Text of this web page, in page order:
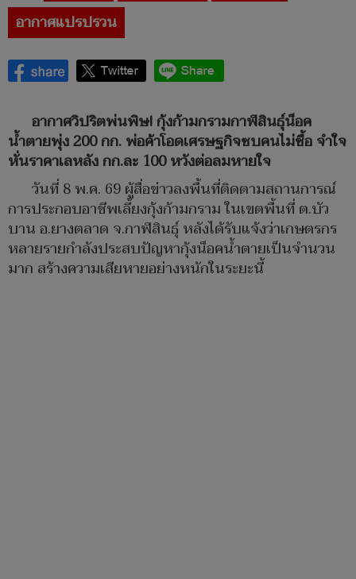
อากาศแปรปรวน
อากาศวิปริตพ่นพิษ! กุ้งก้ามกรามกาฬสินธุ์น็อค
น้ำตายพุ่ง 200 กก. พ่อค้าโอดเศรษฐกิจซบคนไม่ซื้อ จำใจ
หั่นราคาเลหลัง กก.ละ 100 หวังต่อลมหายใจ
วันที่ 8 พ.ค. 69 ผู้สื่อข่าวลงพื้นที่ติดตามสถานการณ์
การประกอบอาชีพเลี้ยงกุ้งก้ามกราม ในเขตพื้นที่ ต.บัว
บาน อ.ยางตลาด จ.กาฬสินธุ์ หลังได้รับแจ้งว่าเกษตรกร
หลายรายกำลังประสบปัญหากุ้งน็อคน้ำตายเป็นจำนวน
มาก สร้างความเสียหายอย่างหนักในระยะนี้